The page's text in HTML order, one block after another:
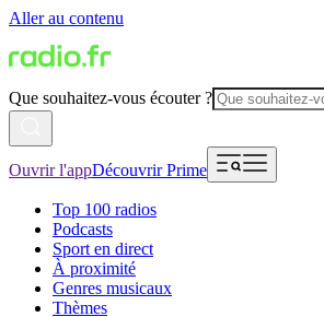
Aller au contenu
Que souhaitez-vous écouter ?
Ouvrir l'appDécouvrir Prime
Top 100 radios
Podcasts
Sport en direct
À proximité
Genres musicaux
Thèmes